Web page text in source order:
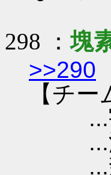
298 ：塊
>>290
【チ
...宇
...温
...森